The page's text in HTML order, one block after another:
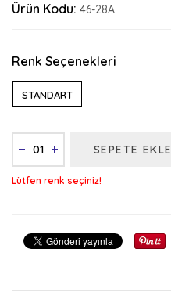
Ürün Kodu: 46-28A
Renk Seçenekleri
STANDART
SEPETE EKLE
Lütfen renk seçiniz!